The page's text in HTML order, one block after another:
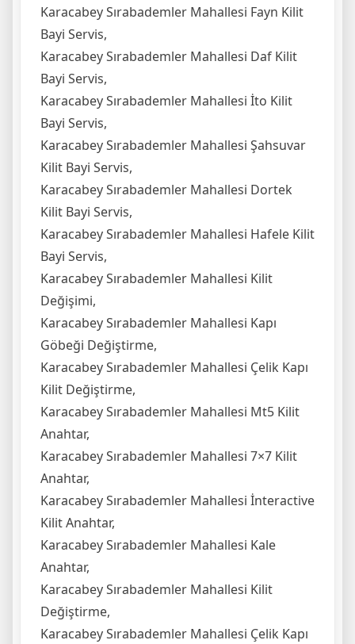
Karacabey Sırabademler Mahallesi Fayn Kilit
Bayi Servis,
Karacabey Sırabademler Mahallesi Daf Kilit
Bayi Servis,
Karacabey Sırabademler Mahallesi İto Kilit
Bayi Servis,
Karacabey Sırabademler Mahallesi Şahsuvar
Kilit Bayi Servis,
Karacabey Sırabademler Mahallesi Dortek
Kilit Bayi Servis,
Karacabey Sırabademler Mahallesi Hafele Kilit
Bayi Servis,
Karacabey Sırabademler Mahallesi Kilit
Değişimi,
Karacabey Sırabademler Mahallesi Kapı
Göbeği Değiştirme,
Karacabey Sırabademler Mahallesi Çelik Kapı
Kilit Değiştirme,
Karacabey Sırabademler Mahallesi Mt5 Kilit
Anahtar,
Karacabey Sırabademler Mahallesi 7×7 Kilit
Anahtar,
Karacabey Sırabademler Mahallesi İnteractive
Kilit Anahtar,
Karacabey Sırabademler Mahallesi Kale
Anahtar,
Karacabey Sırabademler Mahallesi Kilit
Değiştirme,
Karacabey Sırabademler Mahallesi Çelik Kapı